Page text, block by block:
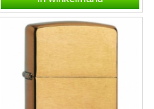
een coating in de kleur
Glacier.Een Zippo...